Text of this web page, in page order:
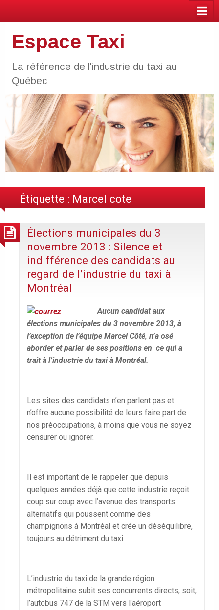
Espace Taxi
La référence de l'industrie du taxi au
Québec
Étiquette : Marcel cote
Élections municipales du 3
novembre 2013 : Silence et
indifférence des candidats au
regard de l’industrie du taxi à
Montréal
Aucun candidat aux
élections municipales du 3 novembre 2013, à
l’exception de l’équipe Marcel Côté, n’a osé
aborder et parler de ses positions en ce qui a
trait à l’industrie du taxi à Montréal.
Les sites des candidats n’en parlent pas et
n’offre aucune possibilité de leurs faire part de
nos préoccupations, à moins que vous ne soyez
censurer ou ignorer.
Il est important de le rappeler que depuis
quelques années déjà que cette industrie reçoit
coup sur coup avec l’avenue des transports
alternatifs qui poussent comme des
champignons à Montréal et crée un déséquilibre,
toujours au détriment du taxi.
L’industrie du taxi de la grande région
métropolitaine subit ses concurrents directs, soit,
l’autobus 747 de la STM vers l’aéroport